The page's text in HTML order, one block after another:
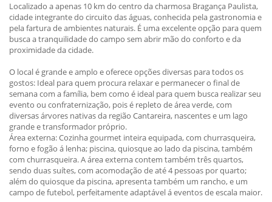
Localizado a apenas 10 km do centro da charmosa Bragança Paulista,
cidade integrante do circuito das águas, conhecida pela gastronomia e
pela fartura de ambientes naturais. É uma excelente opção para quem
busca a tranquilidade do campo sem abrir mão do conforto e da
proximidade da cidade.
O local é grande e amplo e oferece opções diversas para todos os
gostos: Ideal para quem procura relaxar e permanecer o final de
semana com a família, bem como é ideal para quem busca realizar seu
evento ou confraternização, pois é repleto de área verde, com
diversas árvores nativas da região Cantareira, nascentes e um lago
grande e transformador próprio.
Área externa: Cozinha gourmet inteira equipada, com churrasqueira,
forno e fogão á lenha; piscina, quiosque ao lado da piscina, também
com churrasqueira. A área externa contem também três quartos,
sendo duas suítes, com acomodação de até 4 pessoas por quarto;
além do quiosque da piscina, apresenta também um rancho, e um
campo de futebol, perfeitamente adaptável á eventos de escala maior.